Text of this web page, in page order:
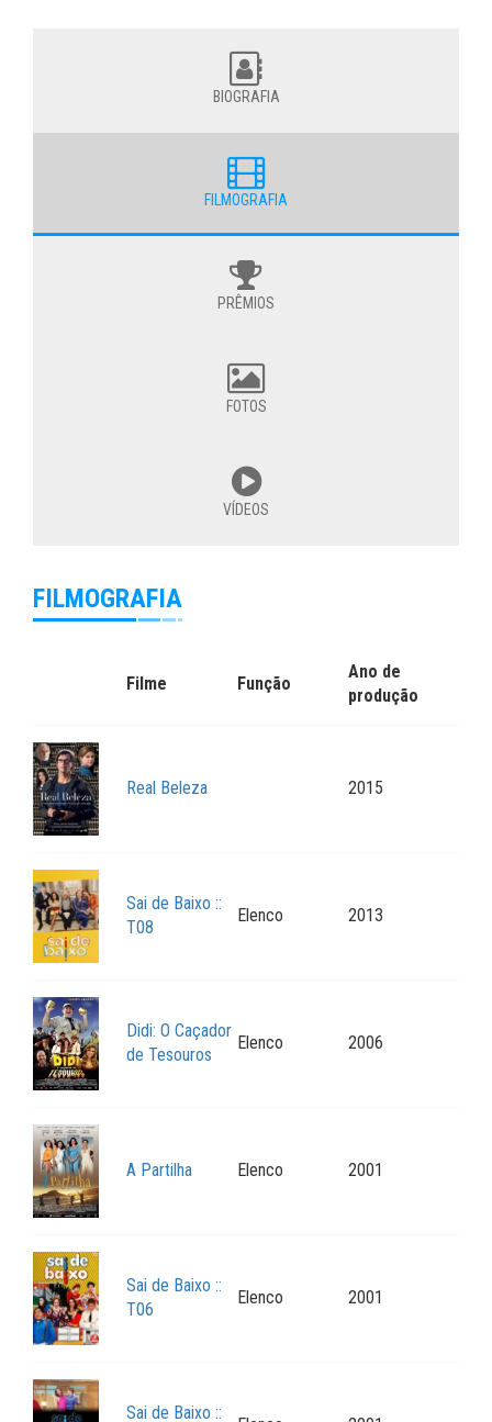
BIOGRAFIA
FILMOGRAFIA
PRÊMIOS
FOTOS
VÍDEOS
FILMOGRAFIA
Filme Função
Ano de
produção
Real Beleza 2015
Sai de Baixo ::
T08
Elenco 2013
Didi: O Caçador
de Tesouros
Elenco 2006
A Partilha Elenco 2001
Sai de Baixo ::
T06
Elenco 2001
Sai de Baixo ::